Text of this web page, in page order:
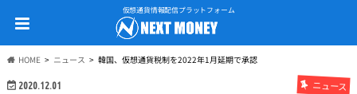
仮想通貨情報配信プラットフォーム
HOME ニュース 韓国、仮想通貨税制を2022年1月延期で承認
2020.12.01 ニュース